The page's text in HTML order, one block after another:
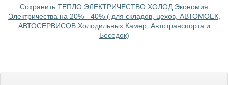
Сохранить ТЕПЛО ЭЛЕКТРИЧЕСТВО ХОЛОД Экономия
Электричества на 20% - 40% ( для складов, цехов, АВТОМОЕК,
АВТОСЕРВИСОВ Холодильных Камер, Автотранспорта и
Беседок)